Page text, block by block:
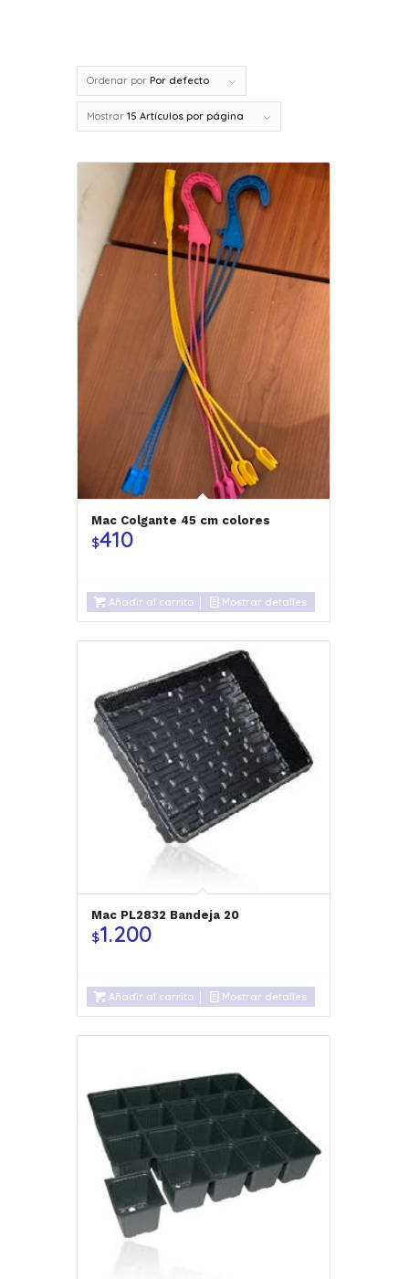
Ordenar por Por defecto
Mostrar 15 Artículos por página
Mac Colgante 45 cm colores
$410
Añadir al carrito Mostrar detalles
Mac PL2832 Bandeja 20
$1.200
Añadir al carrito Mostrar detalles